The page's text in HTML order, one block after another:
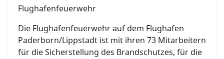
Flughafenfeuerwehr
Die Flughafenfeuerwehr auf dem Flughafen
Paderborn/Lippstadt ist mit ihren 73 Mitarbeitern
für die Sicherstellung des Brandschutzes, für die